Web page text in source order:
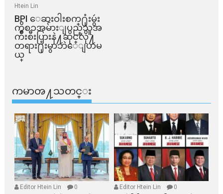
Htein Lin
BPI ​ေဆးဝါးစက္​႐ုံးမွဴး
ကိစၥအမ်ားျပည္​သူအ
က်ိဳးစီးပြားနဲ႔ဆိုင္​လို႔
တရား႐ုံးမွာဘဲေျပာမ
ယ္​
ကမာၻ႔သတင္း
Editor Htein Lin 0 Editor Htein Lin 0